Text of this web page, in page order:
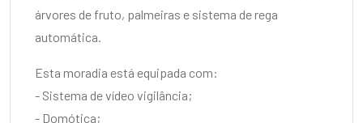
árvores de fruto, palmeiras e sistema de rega
automática.
Esta moradia está equipada com:
- Sistema de vídeo vigilância;
- Domótica;